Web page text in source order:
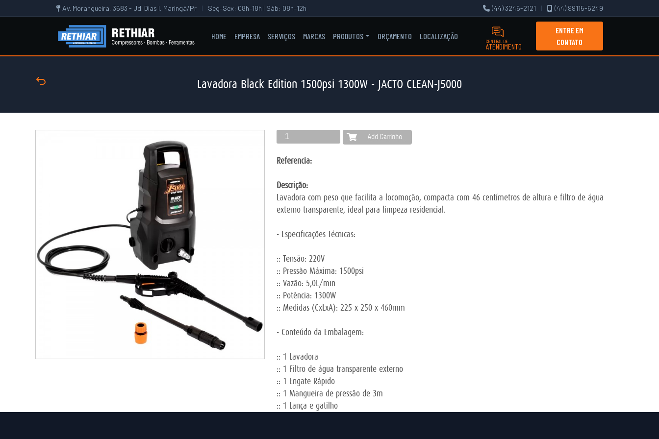
Av. Morangueira, 3683 - Jd. Dias I, Maringá/Pr | Seg–Sex: 08h–18h | Sáb: 08h–12h (44) 3246-2121 | (44) 99115-6249
HOME EMPRESA SERVIÇOS MARCAS PRODUTOS ORÇAMENTO LOCALIZAÇÃO
CENTRAL DE
ATENDIMENTO
ENTRE EM
CONTATO
Lavadora Black Edition 1500psi 1300W - JACTO CLEAN-J5000
Referencia:
Descrição:
Lavadora com peso que facilita a locomoção, compacta com 46 centímetros de altura e filtro de água
externo transparente, ideal para limpeza residencial.
- Especificações Técnicas:
:: Tensão: 220V
:: Pressão Máxima: 1500psi
:: Vazão: 5,0L/min
:: Potência: 1300W
:: Medidas (CxLxA): 225 x 250 x 460mm
- Conteúdo da Embalagem:
:: 1 Lavadora
:: 1 Filtro de água transparente externo
:: 1 Engate Rápido
:: 1 Mangueira de pressão de 3m
:: 1 Lança e gatilho